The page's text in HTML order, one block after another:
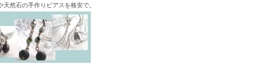
然石の手作りピアスを格安で。